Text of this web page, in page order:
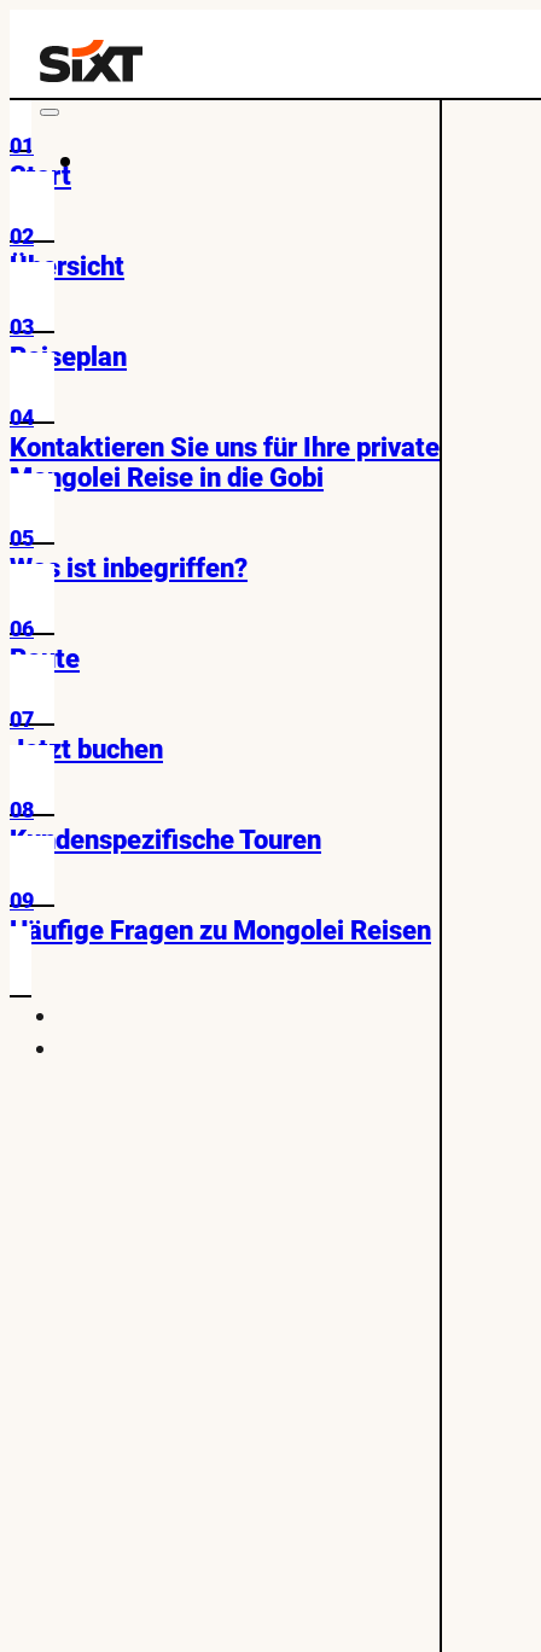
01
Start
02
Übersicht
03
Reiseplan
04
Kontaktieren Sie uns für Ihre private
Mongolei Reise in die Gobi
05
Was ist inbegriffen?
06
Route
07
Jetzt buchen
08
Kundenspezifische Touren
09
Häufige Fragen zu Mongolei Reisen